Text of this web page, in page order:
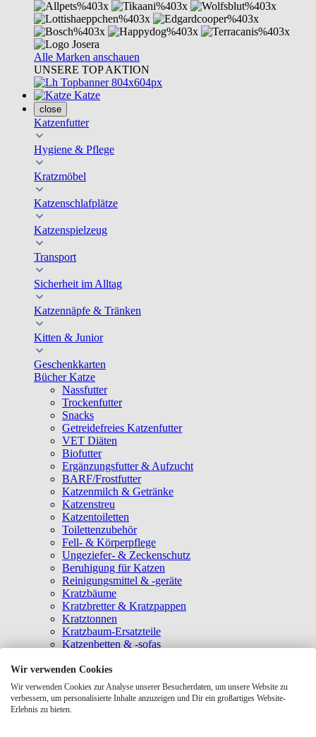
Alle Marken anschauen
UNSERE TOP AKTION
Katze
close
Katzenfutter
Hygiene & Pflege
Kratzmöbel
Katzenschlafplätze
Katzenspielzeug
Transport
Sicherheit im Alltag
Katzennäpfe & Tränken
Kitten & Junior
Geschenkkarten
Bücher Katze
Nassfutter
Trockenfutter
Snacks
Getreidefreies Katzenfutter
VET Diäten
Biofutter
Ergänzungsfutter & Aufzucht
BARF/Frostfutter
Katzenmilch & Getränke
Katzenstreu
Katzentoiletten
Toilettenzubehör
Fell- & Körperpflege
Ungeziefer- & Zeckenschutz
Beruhigung für Katzen
Reinigungsmittel & -geräte
Kratzbäume
Kratzbretter & Kratzpappen
Kratztonnen
Kratzbaum-Ersatzteile
Katzenbetten & -sofas
Katzenhäuser
Hängematten & Fensterliegeplätze
Katzendecken & -matten
Baldrian- & Catnipspielzeug
Wir verwenden Cookies
Wir verwenden Cookies zur Analyse unserer Besucherdaten, um unsere Website zu
verbessern, um personalisierte Inhalte anzuzeigen und Dir ein großartiges Website-
Erlebnis zu bieten.